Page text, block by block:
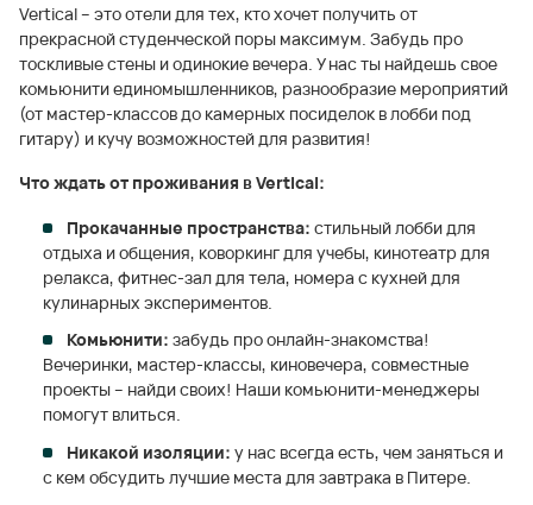
Vertical – это отели для тех, кто хочет получить от
прекрасной студенческой поры максимум. Забудь про
тоскливые стены и одинокие вечера. У нас ты найдешь свое
комьюнити единомышленников, разнообразие мероприятий
(от мастер-классов до камерных посиделок в лобби под
гитару) и кучу возможностей для развития!
Что ждать от проживания в Vertical:
Прокачанные пространства: стильный лобби для
отдыха и общения, коворкинг для учебы, кинотеатр для
релакса, фитнес-зал для тела, номера с кухней для
кулинарных экспериментов.
Комьюнити: забудь про онлайн-знакомства!
Вечеринки, мастер-классы, киновечера, совместные
проекты – найди своих! Наши комьюнити-менеджеры
помогут влиться.
Никакой изоляции: у нас всегда есть, чем заняться и
с кем обсудить лучшие места для завтрака в Питере.